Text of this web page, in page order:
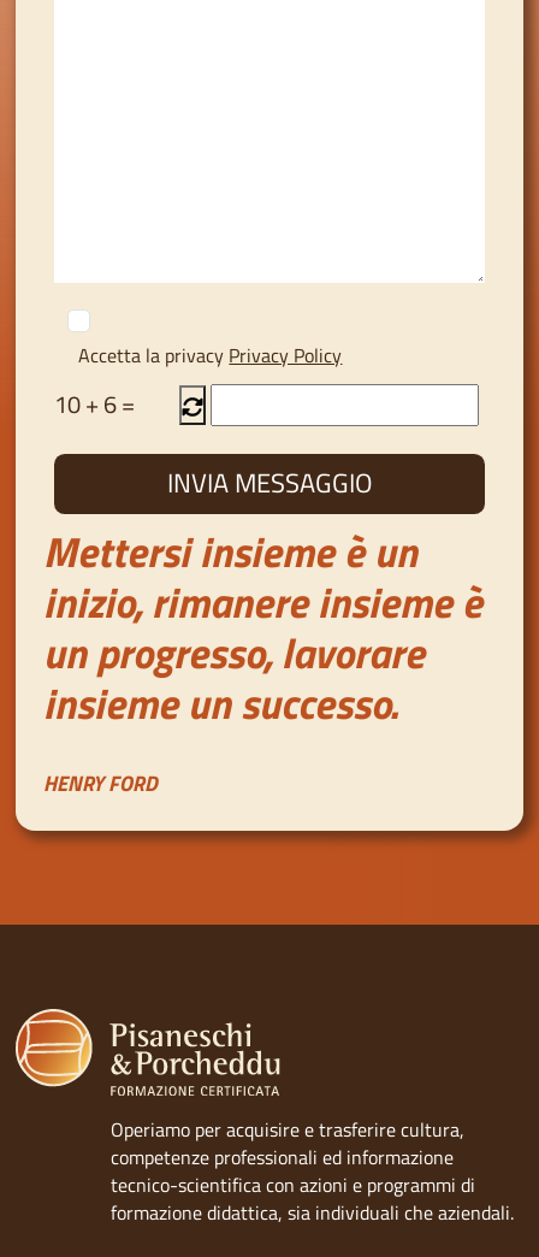
Accetta la privacy Privacy Policy
10+6=
Mettersi insieme è un
inizio, rimanere insieme è
un progresso, lavorare
insieme un successo.
HENRY FORD
Operiamo per acquisire e trasferire cultura,
competenze professionali ed informazione
tecnico-scientifica con azioni e programmi di
formazione didattica, sia individuali che aziendali.